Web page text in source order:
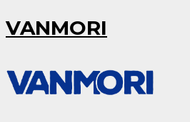
VANMORI